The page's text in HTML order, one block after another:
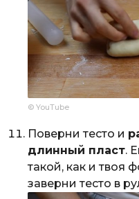
© YouTube
Поверни тесто и
длинный пласт.
такой, как и твоя
заверни тесто в